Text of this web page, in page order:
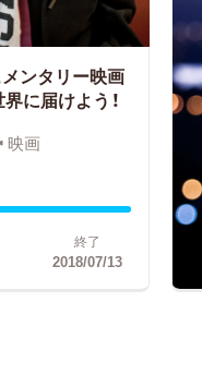
ンタリー映画
に届けよう！
映画
終了
2018/07/13